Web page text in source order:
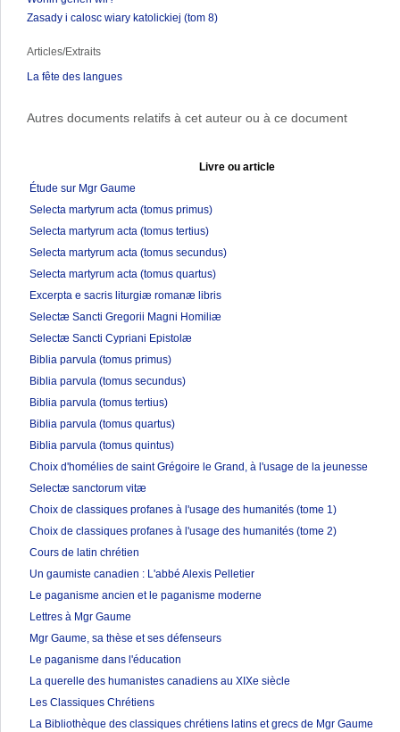
Zasady i calosc wiary katolickiej (tom 8)
Articles/Extraits
La fête des langues
Autres documents relatifs à cet auteur ou à ce document
Livre ou article
Étude sur Mgr Gaume
Selecta martyrum acta (tomus primus)
Selecta martyrum acta (tomus tertius)
Selecta martyrum acta (tomus secundus)
Selecta martyrum acta (tomus quartus)
Excerpta e sacris liturgiæ romanæ libris
Selectæ Sancti Gregorii Magni Homiliæ
Selectæ Sancti Cypriani Epistolæ
Biblia parvula (tomus primus)
Biblia parvula (tomus secundus)
Biblia parvula (tomus tertius)
Biblia parvula (tomus quartus)
Biblia parvula (tomus quintus)
Choix d'homélies de saint Grégoire le Grand, à l'usage de la jeunesse
Selectæ sanctorum vitæ
Choix de classiques profanes à l'usage des humanités (tome 1)
Choix de classiques profanes à l'usage des humanités (tome 2)
Cours de latin chrétien
Un gaumiste canadien : L'abbé Alexis Pelletier
Le paganisme ancien et le paganisme moderne
Lettres à Mgr Gaume
Mgr Gaume, sa thèse et ses défenseurs
Le paganisme dans l'éducation
La querelle des humanistes canadiens au XIXe siècle
Les Classiques Chrétiens
La Bibliothèque des classiques chrétiens latins et grecs de Mgr Gaume